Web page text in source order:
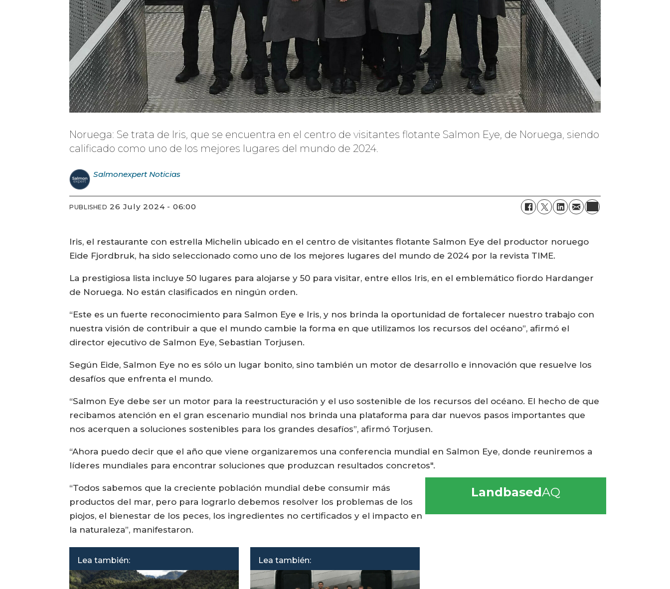
Noruega: Se trata de Iris, que se encuentra en el centro de visitantes flotante Salmon Eye, de Noruega, siendo
calificado como uno de los mejores lugares del mundo de 2024.
Salmonexpert Noticias
PUBLISHED 26 July 2024 - 06:00
Iris, el restaurante con estrella Michelin ubicado en el centro de visitantes flotante Salmon Eye del productor noruego
Eide Fjordbruk, ha sido seleccionado como uno de los mejores lugares del mundo de 2024 por la revista TIME.
La prestigiosa lista incluye 50 lugares para alojarse y 50 para visitar, entre ellos Iris, en el emblemático fiordo Hardanger
de Noruega. No están clasificados en ningún orden.
“Este es un fuerte reconocimiento para Salmon Eye e Iris, y nos brinda la oportunidad de fortalecer nuestro trabajo con
nuestra visión de contribuir a que el mundo cambie la forma en que utilizamos los recursos del océano”, afirmó el
director ejecutivo de Salmon Eye, Sebastian Torjusen.
Según Eide, Salmon Eye no es sólo un lugar bonito, sino también un motor de desarrollo e innovación que resuelve los
desafíos que enfrenta el mundo.
“Salmon Eye debe ser un motor para la reestructuración y el uso sostenible de los recursos del océano. El hecho de que
recibamos atención en el gran escenario mundial nos brinda una plataforma para dar nuevos pasos importantes que
nos acerquen a soluciones sostenibles para los grandes desafíos”, afirmó Torjusen.
“Ahora puedo decir que el año que viene organizaremos una conferencia mundial en Salmon Eye, donde reuniremos a
líderes mundiales para encontrar soluciones que produzcan resultados concretos".
LandbasedAQ
“Todos sabemos que la creciente población mundial debe consumir más
productos del mar, pero para lograrlo debemos resolver los problemas de los
piojos, el bienestar de los peces, los ingredientes no certificados y el impacto en
la naturaleza”, manifestaron.
Lea también: Lea también: